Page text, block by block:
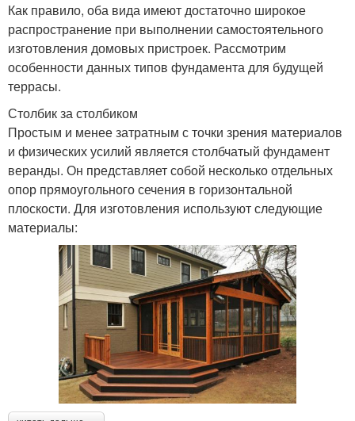
Как правило, оба вида имеют достаточно широкое
распространение при выполнении самостоятельного
изготовления домовых пристроек. Рассмотрим
особенности данных типов фундамента для будущей
террасы.
Столбик за столбиком
Простым и менее затратным с точки зрения материалов
и физических усилий является столбчатый фундамент
веранды. Он представляет собой несколько отдельных
опор прямоугольного сечения в горизонтальной
плоскости. Для изготовления используют следующие
материалы: